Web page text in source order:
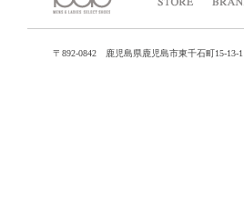
〒892-0842 鹿児島県鹿児島市東千石町15-13-1